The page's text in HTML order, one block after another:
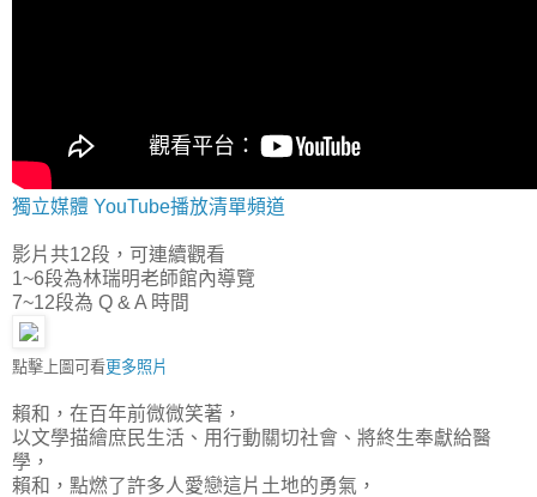
獨立媒體 YouTube播放清單頻道
影片共12段，可連續觀看
1~6段為林瑞明老師館內導覽
7~12段為 Q & A 時間
點擊上圖可看更多照片
賴和，在百年前微微笑著，
以文學描繪庶民生活、用行動關切社會、將終生奉獻給醫
學，
賴和，點燃了許多人愛戀這片土地的勇氣，